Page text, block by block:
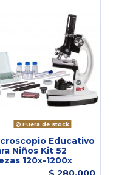
Fuera de stock
Educativo
Niños Kit 52
120x-1200x